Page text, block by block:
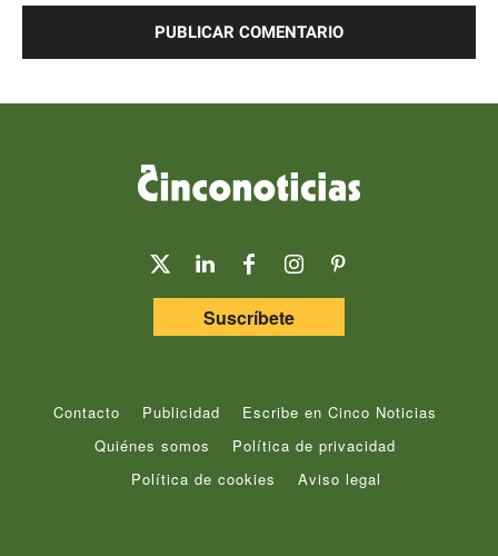
Suscríbete
Contacto Publicidad
Escribe en Cinco Noticias
Quiénes somos
Política de privacidad
Política de cookies
Aviso legal